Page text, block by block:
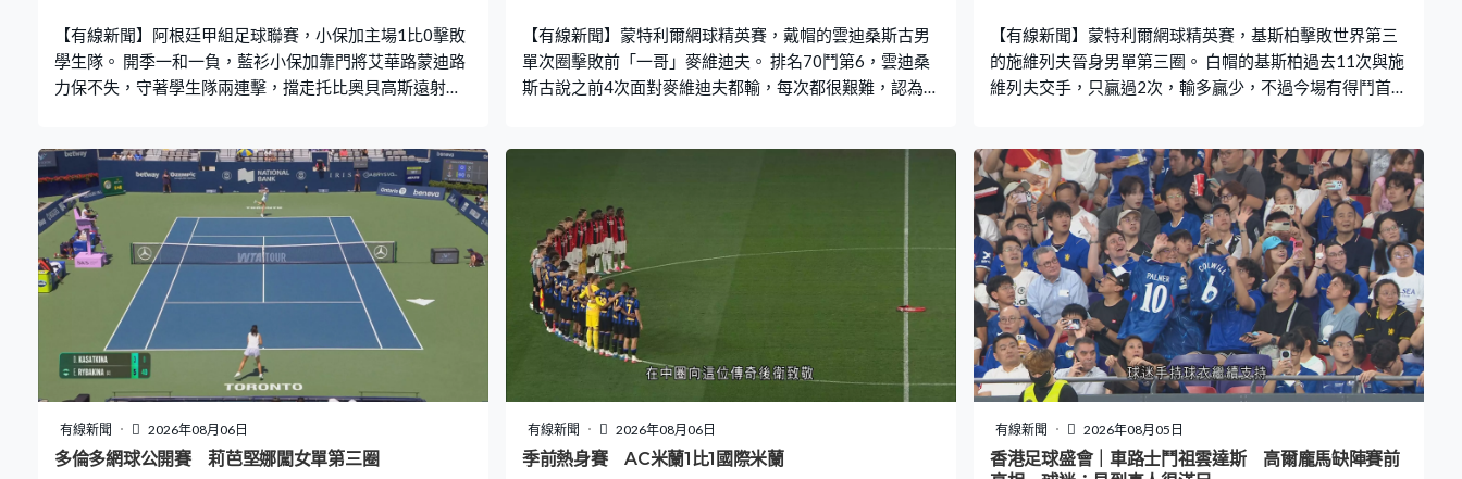
【有線新聞】阿根廷甲組足球聯賽，小保加主場1比0擊敗
學生隊。 開季一和一負，藍衫小保加靠門將艾華路蒙迪路
力保不失，守著學生隊兩連擊，擋走托比奧貝高斯遠射，
重。小保加球迷初時冷靜，之後都忍不住慶祝。拿達路白
蘭高尾柱走空，傳回中間，艾斯卡斯巴門前做件簡單任
務。 小保加換邊後想找第二球，利安尼科利斯選擇自己
來，推大位再射，楣頂高出。上場對方倒地後將球射向其
背部，柏利迪斯這場總算無惹事，85分鐘被換出。小保加
贏1比0，打開次階段勝利之門。
【有線新聞】蒙特利爾網球精英賽，戴帽的雲迪桑斯古男
單次圈擊敗前「一哥」麥維迪夫。 排名70鬥第6，雲迪桑
斯古說之前4次面對麥維迪夫都輸，每次都很艱難，認為自
【有線新聞】蒙特利爾網球精英賽，基斯柏擊敗世界第三
的施維列夫晉身男單第三圈。 白帽的基斯柏過去11次與施
維列夫交手，只贏過2次，輸多贏少，不過今場有得鬥首盤
參賽，世界第三的施維列夫被視為最大熱門。基斯柏成為
「攔路虎」，第二盤連破對方兩個發球局，大比數贏6比
2。對上7場巡迴賽，只得一勝，基斯柏大打「爭氣波」。
決勝第三盤失了一個發球局，回敬兩次破發，贏6比4，盤
數2比1，淘汰頭號種子施維列夫，32強鬥阿拿迪。 另一場
亦上演爆冷，排名65的狄蘭迪擊敗白褲、世界第8的費利
斯。這位阿根廷球手贏7比5後，第二盤延續強勢，率先破
發。費利斯之後疑似受傷，要接受治理。兩日前在華盛頓
公開賽封王，來到蒙特利爾打了一場就出局。狄蘭迪贏多
盤6比3，第三圈對普比連。
有線新聞 2026年08月06日
多倫多網球公開賽 莉芭堅娜闖女單第三圈
有線新聞 2026年08月06日
季前熱身賽 AC米蘭1比1國際米蘭
有線新聞 2026年08月05日
香港足球盛會｜車路士鬥祖雲達斯 高爾龐馬缺陣賽前